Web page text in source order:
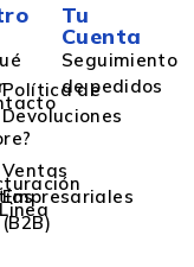
Política de
Devoluciones
Ventas
Empresariales
(B2B)
Tu
Cuenta
Seguimiento
de pedidos